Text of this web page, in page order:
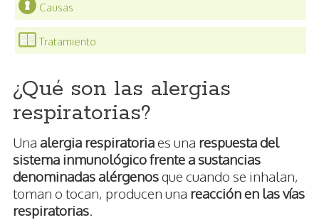
Causas
Tratamiento
¿Qué son las alergias
respiratorias?
Una alergia respiratoriaes una respuesta del
sistema inmunológico frente a sustancias
denominadas alérgenosque cuando se inhalan,
toman o tocan, producen una reacción en las vías
respiratorias.